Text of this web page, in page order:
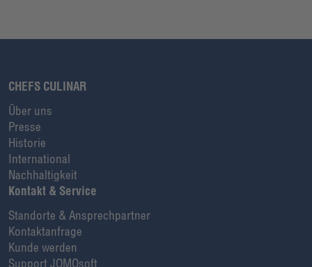
CHEFS CULINAR
Über uns
Presse
Historie
International
Nachhaltigkeit
Kontakt & Service
Standorte & Ansprechpartner
Kontaktanfrage
Kunde werden
Support JOMOsoft